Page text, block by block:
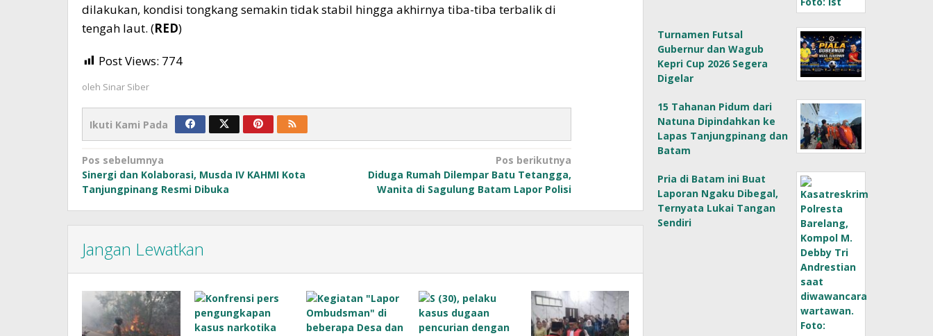
dilakukan, kondisi tongkang semakin tidak stabil hingga akhirnya tiba-tiba terbalik di
tengah laut. (RED)
Post Views: 774
oleh Sinar Siber
Ikuti Kami Pada
Navigasi
pos
Pos sebelumnya
Sinergi dan Kolaborasi, Musda IV KAHMI Kota
Tanjungpinang Resmi Dibuka
Pos berikutnya
Diduga Rumah Dilempar Batu Tetangga,
Wanita di Sagulung Batam Lapor Polisi
Jangan Lewatkan
Turnamen Futsal
Gubernur dan Wagub
Kepri Cup 2026 Segera
Digelar
15 Tahanan Pidum dari
Natuna Dipindahkan ke
Lapas Tanjungpinang dan
Batam
Pria di Batam ini Buat
Laporan Ngaku Dibegal,
Ternyata Lukai Tangan
Sendiri